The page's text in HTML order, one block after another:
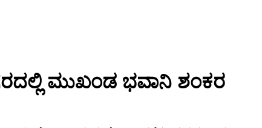
ಮುಖಂಡ ಭವಾನಿ ಶಂಕರ